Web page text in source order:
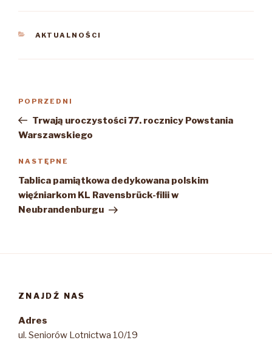
KATEGORIE
AKTUALNOŚCI
Poprzedni
wpis
POPRZEDNI
Trwają uroczystości 77. rocznicy Powstania
Warszawskiego
Następny
wpis
NASTĘPNE
Tablica pamiątkowa dedykowana polskim
więźniarkom KL Ravensbrück-filii w
Neubrandenburgu
ZNAJDŹ NAS
Adres
ul. Seniorów Lotnictwa 10/19